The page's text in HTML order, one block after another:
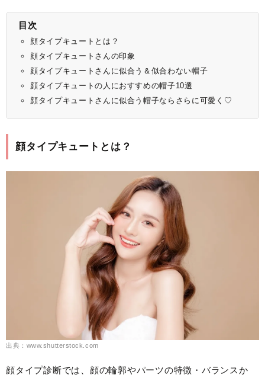
目次
顔タイプキュートとは？
顔タイプキュートさんの印象
顔タイプキュートさんに似合う＆似合わない帽子
顔タイプキュートの人におすすめの帽子10選
顔タイプキュートさんに似合う帽子ならさらに可愛く♡
顔タイプキュートとは？
出典：www.shutterstock.com
顔タイプ診断では、顔の輪郭やパーツの特徴・バランスか